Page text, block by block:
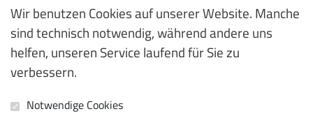
Wir benutzen Cookies auf unserer Website. Manche
sind technisch notwendig, während andere uns
helfen, unseren Service laufend für Sie zu
verbessern.
Notwendige Cookies